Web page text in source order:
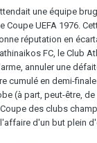
une équipe
Coupe UEFA 1976.
réputation en
FC, le Club
annuler une
cumulé en demi-
(à part, peut-être,
des clubs
d'un but plein